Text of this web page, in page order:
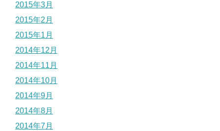
2015年3月
2015年2月
2015年1月
2014年12月
2014年11月
2014年10月
2014年9月
2014年8月
2014年7月